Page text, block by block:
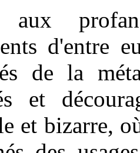
aux
d'entre
de la
et
et bizarre,